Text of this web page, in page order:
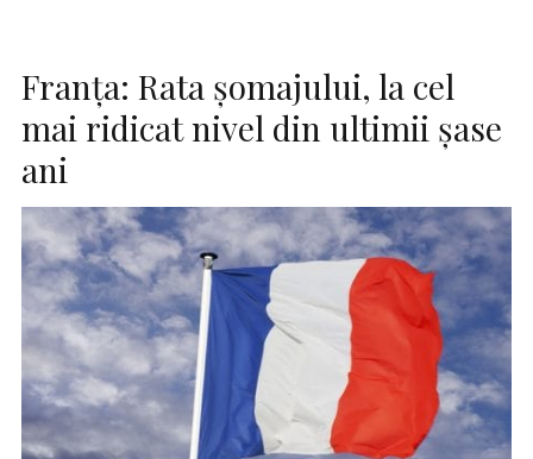
Franţa: Rata şomajului, la cel
mai ridicat nivel din ultimii şase
ani